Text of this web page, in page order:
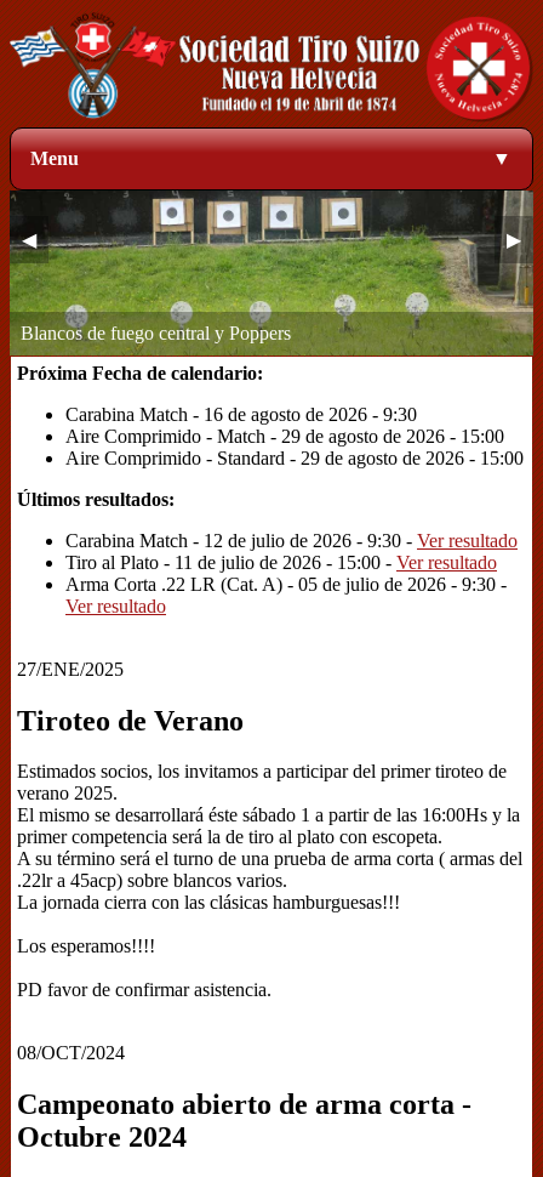
Menu ▼
Blancos de fuego central y Poppers
Zona de blancos a 50 metros
◀ ▶
1
Próxima Fecha de calendario:
Carabina Match - 16 de agosto de 2026 - 9:30
Aire Comprimido - Match - 29 de agosto de 2026 - 15:00
Aire Comprimido - Standard - 29 de agosto de 2026 - 15:00
Últimos resultados:
Carabina Match - 12 de julio de 2026 - 9:30 - Ver resultado
Tiro al Plato - 11 de julio de 2026 - 15:00 - Ver resultado
Arma Corta .22 LR (Cat. A) - 05 de julio de 2026 - 9:30 -
Ver resultado
27/ENE/2025
Tiroteo de Verano
Estimados socios, los invitamos a participar del primer tiroteo de
verano 2025.
El mismo se desarrollará éste sábado 1 a partir de las 16:00Hs y la
primer competencia será la de tiro al plato con escopeta.
A su término será el turno de una prueba de arma corta ( armas del
.22lr a 45acp) sobre blancos varios.
La jornada cierra con las clásicas hamburguesas!!!
Los esperamos!!!!
PD favor de confirmar asistencia.
08/OCT/2024
Campeonato abierto de arma corta -
Octubre 2024